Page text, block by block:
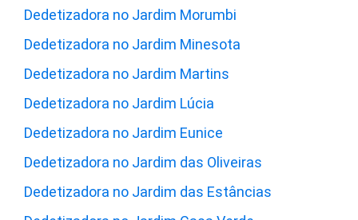
Dedetizadora no Jardim Morumbi
Dedetizadora no Jardim Minesota
Dedetizadora no Jardim Martins
Dedetizadora no Jardim Lúcia
Dedetizadora no Jardim Eunice
Dedetizadora no Jardim das Oliveiras
Dedetizadora no Jardim das Estâncias